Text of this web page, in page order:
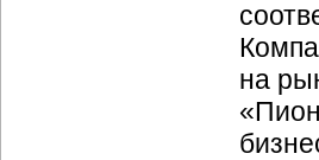
на